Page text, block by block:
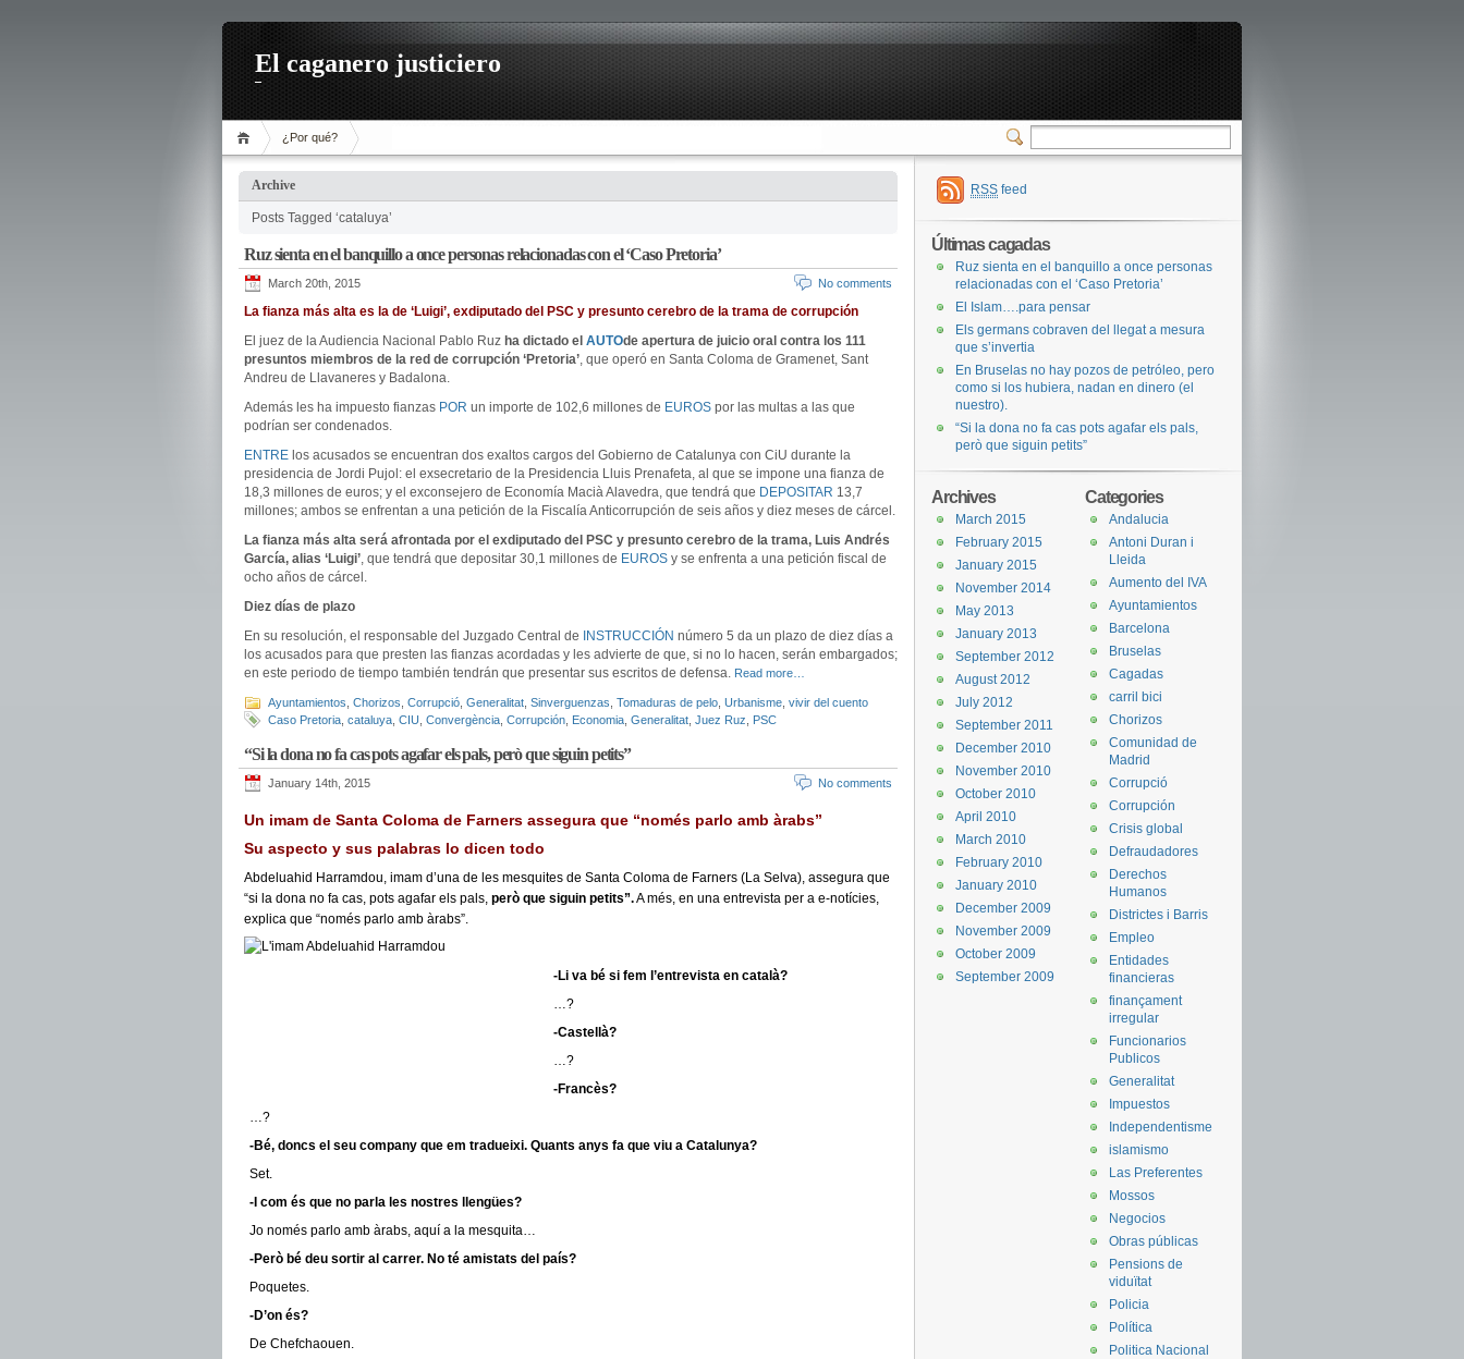
El caganero justiciero
¿Por qué?
Archive
Posts Tagged ‘cataluya’
Ruz sienta en el banquillo a once personas relacionadas con el ‘Caso Pretoria’
March 20th, 2015 No comments
La fianza más alta es la de ‘Luigi’, exdiputado del PSC y presunto cerebro de la trama de corrupción
El juez de la Audiencia Nacional Pablo Ruz ha dictado el AUTOde apertura de juicio oral contra los 111
presuntos miembros de la red de corrupción ‘Pretoria’, que operó en Santa Coloma de Gramenet, Sant
Andreu de Llavaneres y Badalona.
Además les ha impuesto fianzas POR un importe de 102,6 millones de EUROS por las multas a las que
podrían ser condenados.
ENTRE los acusados se encuentran dos exaltos cargos del Gobierno de Catalunya con CiU durante la
presidencia de Jordi Pujol: el exsecretario de la Presidencia Lluis Prenafeta, al que se impone una fianza de
18,3 millones de euros; y el exconsejero de Economía Macià Alavedra, que tendrá que DEPOSITAR 13,7
millones; ambos se enfrentan a una petición de la Fiscalía Anticorrupción de seis años y diez meses de cárcel.
La fianza más alta será afrontada por el exdiputado del PSC y presunto cerebro de la trama, Luis Andrés
García, alias ‘Luigi’, que tendrá que depositar 30,1 millones de EUROS y se enfrenta a una petición fiscal de
ocho años de cárcel.
Diez días de plazo
En su resolución, el responsable del Juzgado Central de
INSTRUCCIÓN número 5 da un plazo de diez días a
los acusados para que presten las fianzas acordadas y les advierte de que, si no lo hacen, serán embargados;
en este periodo de tiempo también tendrán que presentar sus escritos de defensa. Read more…
Ayuntamientos Chorizos Corrupció Generalitat Sinverguenzas Tomaduras de pelo Urbanisme vivir del cuento
Caso Pretoria cataluya CIU Convergència Corrupción Economia Generalitat Juez Ruz PSC
“Si la dona no fa cas pots agafar els pals, però que siguin petits”
January 14th, 2015 No comments
Un imam de Santa Coloma de Farners assegura que “només parlo amb àrabs”
Su aspecto y sus palabras lo dicen todo
Abdeluahid Harramdou, imam d’una de les mesquites de Santa Coloma de Farners (La Selva), assegura que
“si la dona no fa cas, pots agafar els pals, però que siguin petits”.A més, en una entrevista per a e-notícies,
explica que “només parlo amb àrabs”.
-Li va bé si fem l’entrevista en català?
…?
-Castellà?
…?
-Francès?
…?
-Bé, doncs el seu company que em tradueixi. Quants anys fa que viu a Catalunya?
Set.
-I com és que no parla les nostres llengües?
Jo només parlo amb àrabs, aquí a la mesquita…
-Però bé deu sortir al carrer. No té amistats del país?
Poquetes.
-D’on és?
De Chefchaouen.
RSS feed
Últimas cagadas
Ruz sienta en el banquillo a once personas
relacionadas con el ‘Caso Pretoria’
El Islam….para pensar
Els germans cobraven del llegat a mesura
que s’invertia
En Bruselas no hay pozos de petróleo, pero
como si los hubiera, nadan en dinero (el
nuestro).
“Si la dona no fa cas pots agafar els pals,
però que siguin petits”
Categories
Andalucia
Antoni Duran i
Lleida
Aumento del IVA
Ayuntamientos
Barcelona
Bruselas
Cagadas
carril bici
Chorizos
Comunidad de
Madrid
Corrupció
Corrupción
Crisis global
Defraudadores
Derechos
Humanos
Districtes i Barris
Empleo
Entidades
financieras
finançament
irregular
Funcionarios
Publicos
Generalitat
Impuestos
Independentisme
islamismo
Las Preferentes
Mossos
Negocios
Obras públicas
Pensions de
viduïtat
Policia
Política
Politica Nacional
Archives
March 2015
February 2015
January 2015
November 2014
May 2013
January 2013
September 2012
August 2012
July 2012
September 2011
December 2010
November 2010
October 2010
April 2010
March 2010
February 2010
January 2010
December 2009
November 2009
October 2009
September 2009